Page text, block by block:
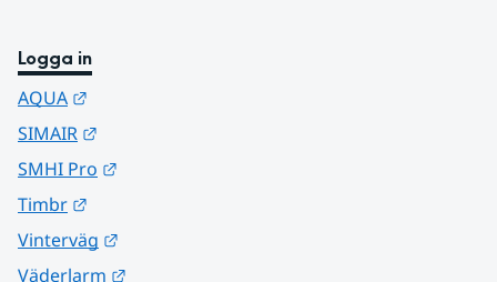
Logga in
AQUA
SIMAIR
SMHI Pro
Timbr
Vinterväg
Väderlarm